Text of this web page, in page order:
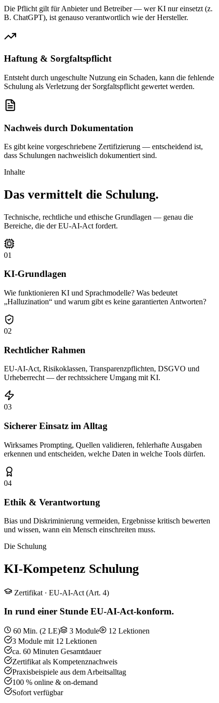
Die Pflicht gilt für Anbieter und Betreiber — wer KI nur einsetzt (z.
B. ChatGPT), ist genauso verantwortlich wie der Hersteller.
Haftung & Sorgfaltspflicht
Entsteht durch ungeschulte Nutzung ein Schaden, kann die fehlende
Schulung als Verletzung der Sorgfaltspflicht gewertet werden.
Nachweis durch Dokumentation
Es gibt keine vorgeschriebene Zertifizierung — entscheidend ist,
dass Schulungen nachweislich dokumentiert sind.
Inhalte
Das vermittelt die Schulung.
Technische, rechtliche und ethische Grundlagen — genau die
Bereiche, die der EU-AI-Act fordert.
01
KI-Grundlagen
Wie funktionieren KI und Sprachmodelle? Was bedeutet
„Halluzination“ und warum gibt es keine garantierten Antworten?
02
Rechtlicher Rahmen
EU-AI-Act, Risikoklassen, Transparenzpflichten, DSGVO und
Urheberrecht — der rechtssichere Umgang mit KI.
03
Sicherer Einsatz im Alltag
Wirksames Prompting, Quellen validieren, fehlerhafte Ausgaben
erkennen und entscheiden, welche Daten in welche Tools dürfen.
04
Ethik & Verantwortung
Bias und Diskriminierung vermeiden, Ergebnisse kritisch bewerten
und wissen, wann ein Mensch einschreiten muss.
Die Schulung
KI-Kompetenz Schulung
Zertifikat · EU-AI-Act (Art. 4)
In rund einer Stunde EU-AI-Act-konform.
60 Min. (2 LE) 3 Module
12 Lektionen
3 Module mit 12 Lektionen
ca. 60 Minuten Gesamtdauer
Zertifikat als Kompetenznachweis
Praxisbeispiele aus dem Arbeitsalltag
100 % online & on-demand
Sofort verfügbar